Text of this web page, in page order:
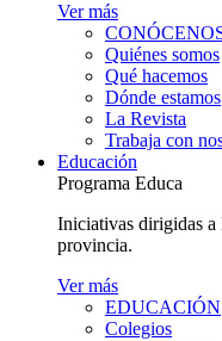
Ver más
Quiénes somos
Qué hacemos
Dónde estamos
La Revista
Trabaja con
Educación
Programa Educa
Iniciativas dirigidas a
provincia.
Ver más
EDUCACIÓN
Colegios